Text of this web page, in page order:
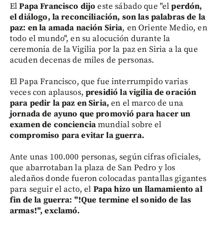
ElPapa Francisco dijo este sábado que "elperdón,
el diálogo, la reconciliación, son las palabras de la
paz: en la amada nación Siria, en Oriente Medio, en
todo el mundo", en su alocución durante la
ceremonia de la Vigilia por la paz en Siria a la que
acuden decenas de miles de personas.
El Papa Francisco, que fue interrumpido varias
veces con aplausos, presidió la vigilia de oración
para pedir la paz en Siria, en el marco de una
jornada de ayuno que promovió para hacer un
examen de concienciamundial sobre el
compromiso para evitar la guerra.
Ante unas 100.000 personas, según cifras oficiales,
que abarrotaban la plaza de San Pedro y los
aledaños donde fueron colocadas pantallas gigantes
para seguir el acto, el Papa hizo un llamamiento al
fin de la guerra: "!Que termine el sonido de las
armas!", exclamó.